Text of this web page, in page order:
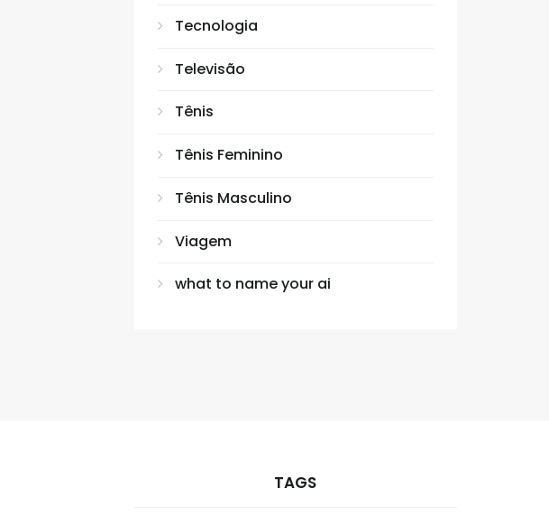
Tecnologia
Televisão
Tênis
Tênis Feminino
Tênis Masculino
Viagem
what to name your ai
TAGS